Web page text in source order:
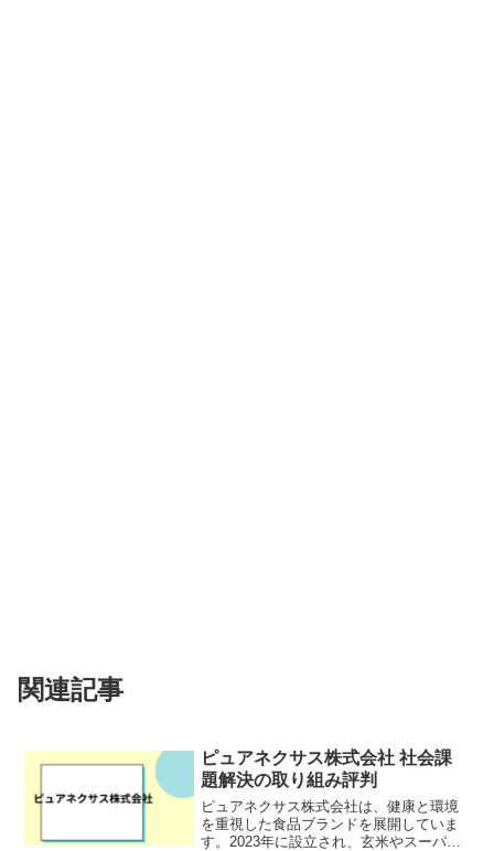
関連記事
ピュアネクサス株式会社 社会課
題解決の取り組み評判
ピュアネクサス株式会社は、健康と環境
を重視した食品ブランドを展開していま
す。2023年に設立され、玄米やスーパー